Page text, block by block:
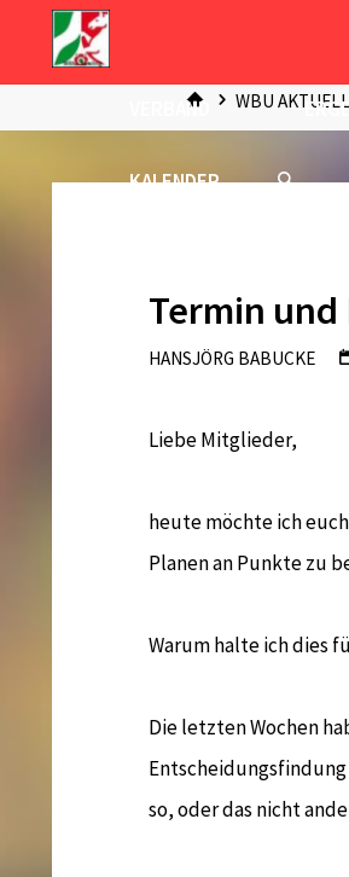
VERBAND
KALENDER
START
WBU AKTUELL
Termin
HANSJÖRG BABUCKE
Liebe Mitglieder,
heute möchte ich
Planen an Punkte zu
Warum halte ich dies
Die letzten Wochen
so, oder das nicht